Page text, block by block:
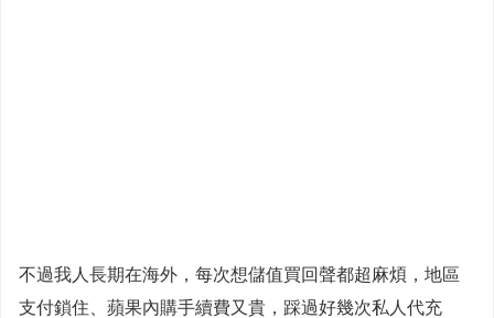
不過我人長期在海外，每次想儲值買回聲都超麻煩，地區
支付鎖住、蘋果內購手續費又貴，踩過好幾次私人代充